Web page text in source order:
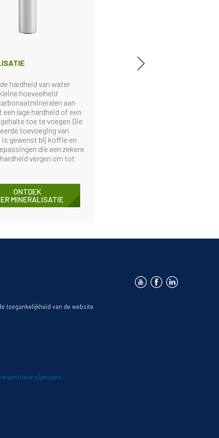
hardheid van water
hoeveelheid
aan
lage hardheid of een
toe te voegen Die
toevoeging van
is gewenst bij koffie en
die een zekere
vergen om tot
ONTDEK
MINERALISATIE
toegankelijkheid van de website
eigenaars.